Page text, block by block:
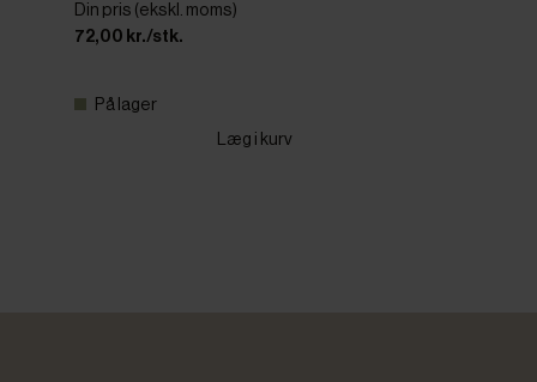
Din pris (ekskl. moms)
72,00 kr./stk.
På lager
Læg i kurv